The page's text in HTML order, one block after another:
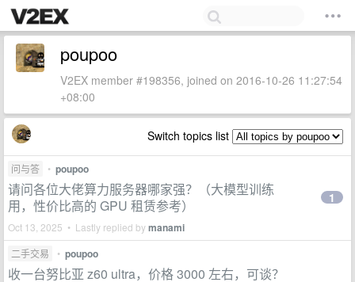
poupoo
V2EX member #198356, joined on 2016-10-26 11:27:54
+08:00
Switch topics list
问与答 • poupoo
请问各位大佬算力服务器哪家强？（大模型训练
用，性价比高的 GPU 租赁参考）
Oct 13, 2025 • Lastly replied bymanami
1
二手交易 • poupoo
收一台努比亚 z60 ultra，价格 3000 左右，可谈？